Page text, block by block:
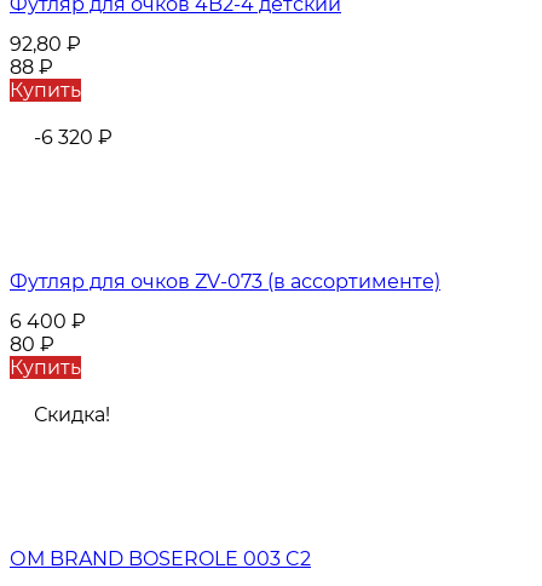
92,80 ₽
88 ₽
Купить
-6 320 ₽
Футляр для очков ZV-073 (в ассортименте)
6 400 ₽
80 ₽
Купить
Скидка!
ОМ BRAND BOSEROLE 003 C2